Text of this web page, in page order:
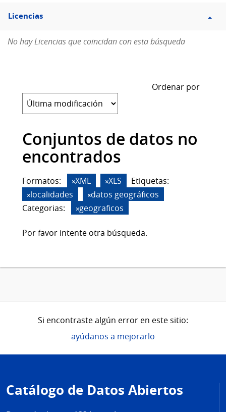
Filtro
Licencias
Licencias
No hay Licencias que coincidan con esta búsqueda
Ordenar por
Conjuntos de datos no
encontrados
Formatos: XML XLS
Etiquetas:
localidades
datos geográficos
Categorias:
geograficos
Por favor intente otra búsqueda.
Si encontraste algún error en este sitio:
ayúdanos a mejorarlo
de
página
Catálogo de Datos Abiertos